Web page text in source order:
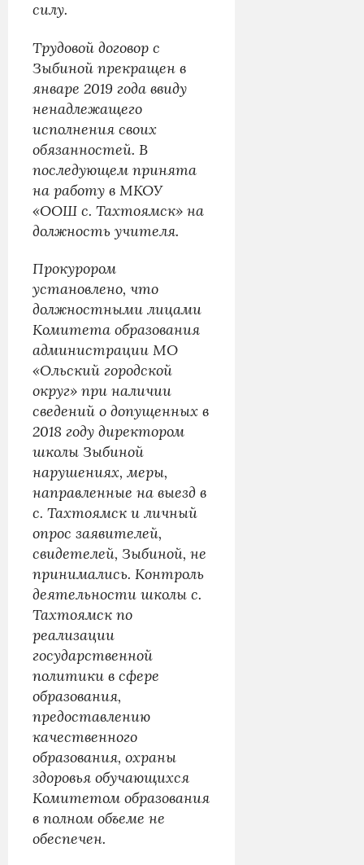
силу.
Трудовой договор с
Зыбиной прекращен в
январе 2019 года ввиду
ненадлежащего
исполнения своих
обязанностей. В
последующем принята
на работу в МКОУ
«ООШ с. Тахтоямск» на
должность учителя.
Прокурором
установлено, что
должностными лицами
Комитета образования
администрации МО
«Ольский городской
округ» при наличии
сведений о допущенных в
2018 году директором
школы Зыбиной
нарушениях, меры,
направленные на выезд в
с. Тахтоямск и личный
опрос заявителей,
свидетелей, Зыбиной, не
принимались. Контроль
деятельности школы с.
Тахтоямск по
реализации
государственной
политики в сфере
образования,
предоставлению
качественного
образования, охраны
здоровья обучающихся
Комитетом образования
в полном объеме не
обеспечен.